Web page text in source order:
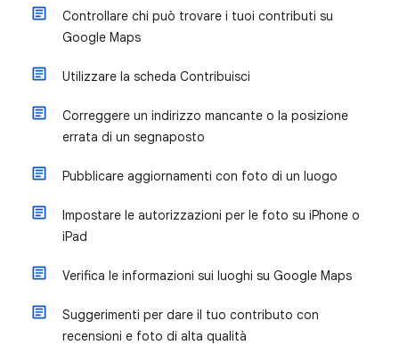
Controllare chi può trovare i tuoi contributi su
Google Maps
Utilizzare la scheda Contribuisci
Correggere un indirizzo mancante o la posizione
errata di un segnaposto
Pubblicare aggiornamenti con foto di un luogo
Impostare le autorizzazioni per le foto su iPhone o
iPad
Verifica le informazioni sui luoghi su Google Maps
Suggerimenti per dare il tuo contributo con
recensioni e foto di alta qualità